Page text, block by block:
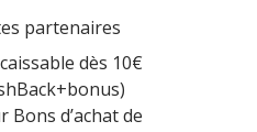
partenaires
dès 10€
Bons d’achat de